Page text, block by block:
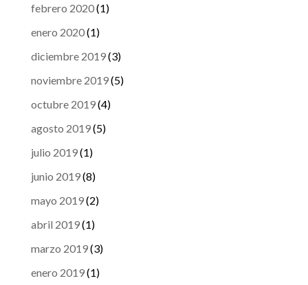
febrero 2020(1)
enero 2020(1)
diciembre 2019(3)
noviembre 2019(5)
octubre 2019(4)
agosto 2019(5)
julio 2019(1)
junio 2019(8)
mayo 2019(2)
abril 2019(1)
marzo 2019(3)
enero 2019(1)